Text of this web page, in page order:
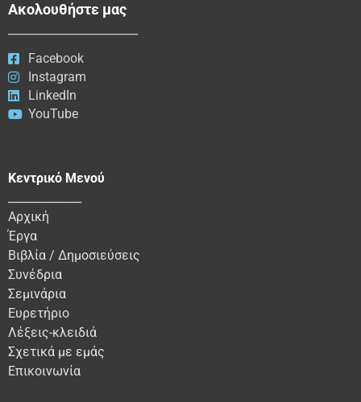
Ακολουθήστε μας
Facebook
Instagram
LinkedIn
YouTube
Κεντρικό Μενού
Αρχική
Έργα
Βιβλία / Δημοσιεύσεις
Συνέδρια
Σεμινάρια
Ευρετήριο
Λέξεις-κλειδιά
Σχετικά με εμάς
Επικοινωνία